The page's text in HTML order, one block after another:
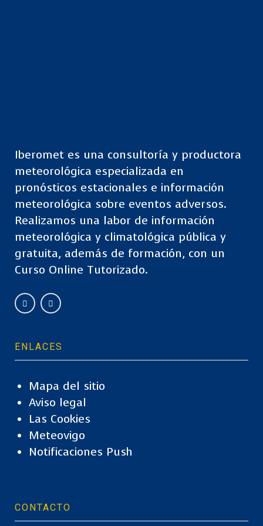
Iberomet es una consultoría y productora
meteorológica especializada en
pronósticos estacionales e información
meteorológica sobre eventos adversos.
Realizamos una labor de información
meteorológica y climatológica pública y
gratuita, además de formación, con un
Curso Online Tutorizado.
ENLACES
Mapa del sitio
Aviso legal
Las Cookies
Meteovigo
Notificaciones Push
CONTACTO